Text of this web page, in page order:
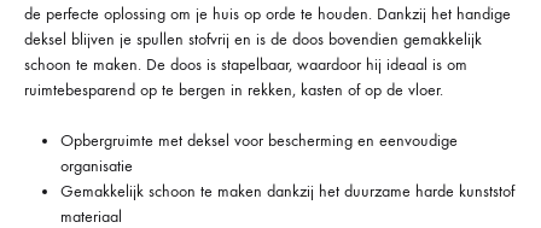
de perfecte oplossing om je huis op orde te houden. Dankzij het handige
deksel blijven je spullen stofvrij en is de doos bovendien gemakkelijk
schoon te maken. De doos is stapelbaar, waardoor hij ideaal is om
ruimtebesparend op te bergen in rekken, kasten of op de vloer.
Opbergruimte met deksel voor bescherming en eenvoudige
organisatie
Gemakkelijk schoon te maken dankzij het duurzame harde kunststof
materiaal